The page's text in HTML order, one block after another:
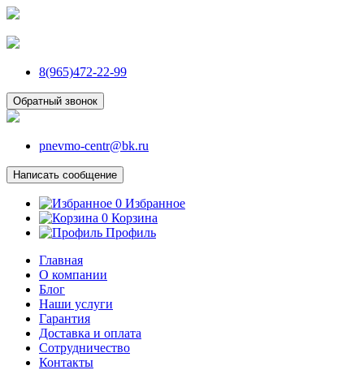
8(965)472-22-99
Обратный звонок
pnevmo-centr@bk.ru
Написать сообщение
0 Избранное
0 Корзина
Профиль
Главная
О компании
Блог
Наши услуги
Гарантия
Доставка и оплата
Сотрудничество
Контакты